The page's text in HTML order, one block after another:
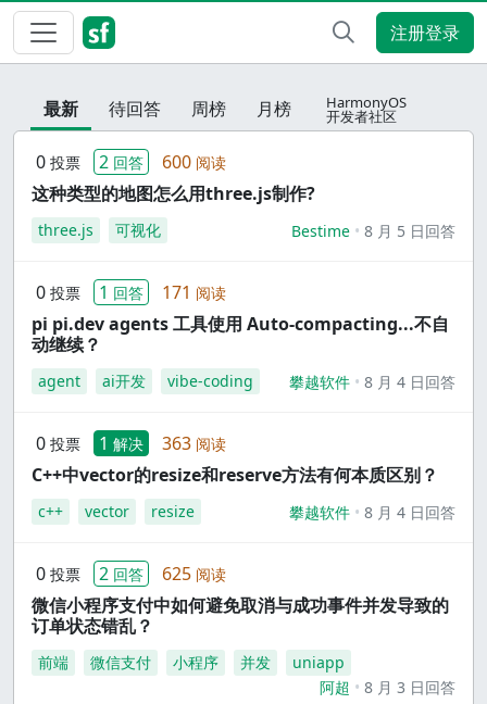
注册登录
最新 待回答 周榜 月榜 HarmonyOS
开发者社区
0 投票 2 回答 600 阅读
这种类型的地图怎么用three.js制作?
three.js 可视化 Bestime 8 月 5 日回答
0 投票 1 回答 171 阅读
pi pi.dev agents 工具使用 Auto-compacting...不自
动继续？
agent ai开发 vibe-coding 攀越软件 8 月 4 日回答
0 投票 1 解决 363 阅读
C++中vector的resize和reserve方法有何本质区别？
c++ vector resize 攀越软件 8 月 4 日回答
0 投票 2 回答 625 阅读
微信小程序支付中如何避免取消与成功事件并发导致的
订单状态错乱？
前端 微信支付 小程序 并发
uniapp
阿超
8 月 3 日回答